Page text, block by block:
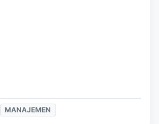
MANAJEMEN